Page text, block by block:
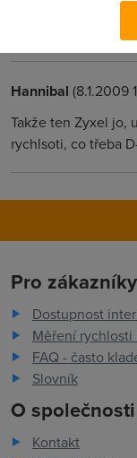
stačit 660HW-
uplně nejlepší
Hannibal (8.1.2009
Takže ten Zyxel jo,
rychlsoti, co třeba
Pro zákazníky
Dostupnost
Měření
FAQ - často
Slovník
O společnosti
Kontakt